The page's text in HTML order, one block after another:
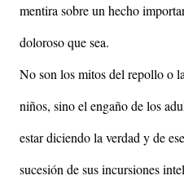
mentira sobre un hecho
doloroso que sea.
No son los mitos del repollo o
niños, sino el engaño de los
estar diciendo la verdad y de
sucesión de sus incursiones